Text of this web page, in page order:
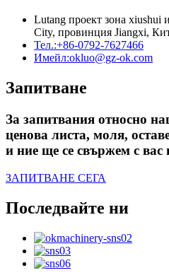
Lutang проект зона xiushui
City, провинция Jiangxi,
Тел.:+86-0792-7627466
Имейл:okluo@gz-ok.com
Запитване
За запитвания относно
ценова листа, моля,
и ние ще се свържем с вас
ЗАПИТВАНЕ СЕГА
Последвайте ни